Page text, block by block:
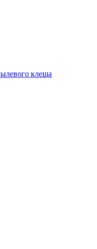
клеща